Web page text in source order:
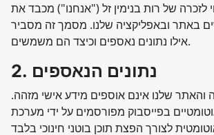
לזכרה של רות בנימין זל ("אנחנו") מכבד את
באתר ובאפליקציה שלנו. מסמך זה מסביר
אילו נתונים נאספים וכיצד הם משמשים.
2. נתונים הנאספים
והאתר שלנו אינם אוספים מידע אישי מזהה.
בפייסבוק מפורסמים על ידי מערכת